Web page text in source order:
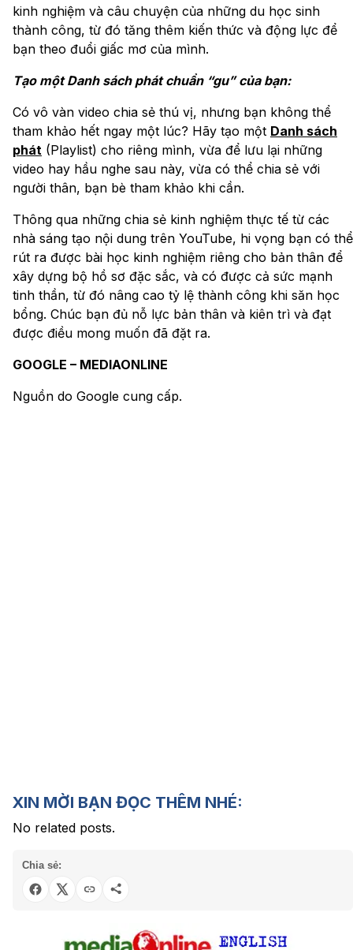
kinh nghiệm và câu chuyện của những du học sinh
thành công, từ đó tăng thêm kiến thức và động lực để
bạn theo đuổi giấc mơ của mình.
Tạo một Danh sách phát chuẩn “gu” của bạn:
Có vô vàn video chia sẻ thú vị, nhưng bạn không thể
tham khảo hết ngay một lúc? Hãy tạo một Danh sách
phát (Playlist) cho riêng mình, vừa để lưu lại những
video hay hầu nghe sau này, vừa có thể chia sẻ với
người thân, bạn bè tham khảo khi cần.
Thông qua những chia sẻ kinh nghiệm thực tế từ các
nhà sáng tạo nội dung trên YouTube, hi vọng bạn có thể
rút ra được bài học kinh nghiệm riêng cho bản thân để
xây dựng bộ hồ sơ đặc sắc, và có được cả sức mạnh
tinh thần, từ đó nâng cao tỷ lệ thành công khi săn học
bổng. Chúc bạn đủ nỗ lực bản thân và kiên trì và đạt
được điều mong muốn đã đặt ra.
GOOGLE – MEDIAONLINE
Nguồn do Google cung cấp.
XIN MỜI BẠN ĐỌC THÊM NHÉ:
No related posts.
Chia sẻ: